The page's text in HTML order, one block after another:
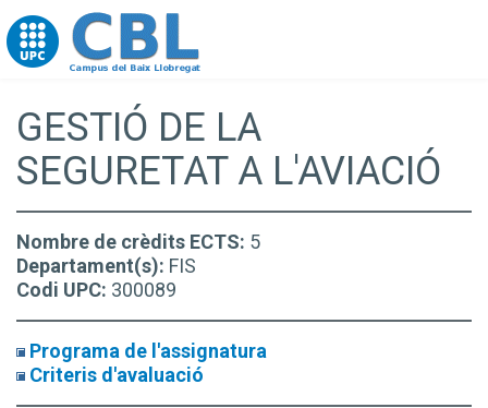
Go to upc.edu
GESTIÓ DE LA
SEGURETAT A L'AVIACIÓ
Nombre de crèdits ECTS: 5
Departament(s): FIS
Codi UPC: 300089
Programa de l'assignatura
Criteris d'avaluació